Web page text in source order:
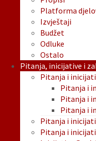
Platforma
Izvještaji
Budžet
Odluke
Ostalo
Pitanja, inicijative i
Pitanja i
Pitanja i
Pitanja i
Pitanja i
Pitanja i
Pitanja i